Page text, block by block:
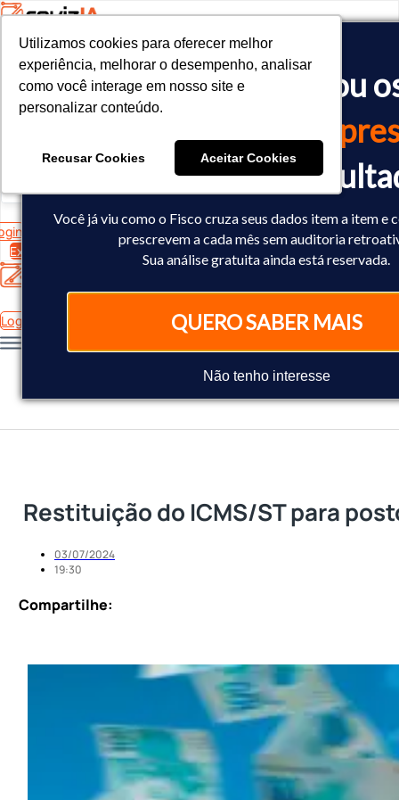
O Fisco já cruzou
dadosda sua
Você já sabe o
Você já viu como o Fisco cruza seus dados item a item e
prescrevem a cada mês sem auditoria
Sua análise gratuita ainda está reservada.
QUERO SABER MAIS
Não tenho interesse
Utilizamos cookies para oferecer melhor
experiência, melhorar o desempenho, analisar
como você interage em nosso site e
personalizar conteúdo.
Recusar Cookies Aceitar Cookies
Utilizamos cookies para oferecer melhor
experiência, melhorar o desempenho, analisar
como você interage em nosso site e
personalizar conteúdo.
Recusar Cookies Aceitar Cookies
<!-- Google tag (gtag.js) -->
<script async src="https://www.googletagmanager.com/gtag/
<script>
  window.dataLayer = window.dataLayer || [];
  gtag('config', 'AW-10793602440');
Experimente Grátis
Login
Restituição do ICMS/ST para
03/07/2024
19:30
Compartilhe: